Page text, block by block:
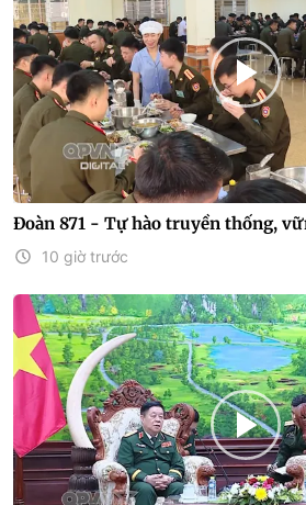
Đoàn 871 - Tự hào truyền thống,
10 giờ trước